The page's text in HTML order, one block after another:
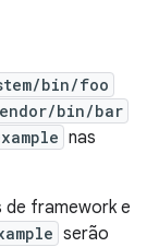
bin/foo
bin/bar
nas
de framework e
serão